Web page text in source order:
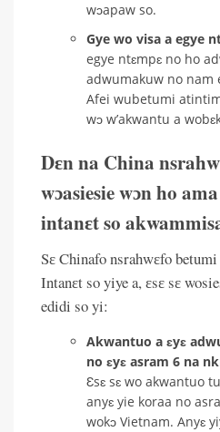
wɔapaw so.
Gye wo visa a egye
egye ntɛmpɛ no ho
adwumakuw no nam
Afei wubetumi
wɔ w’akwantu a
Dɛn na China
wɔasiesie wɔn ho
intanɛt so
Sɛ Chinafo nsrahwɛfo
Intanɛt so yiye a, ɛsɛ sɛ
edidi so yi:
Akwantuo a ɛyɛ
no ɛyɛ asram 6 na
Ɛsɛ sɛ wo akwantuo
anyɛ yie koraa no
wokɔ Vietnam. Anyɛ